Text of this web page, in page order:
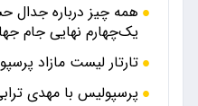
همه چیز درباره جدال
یک‌چهارم نهایی جام جهانی
تارتار لیست مازاد
پرسپولیس با مهدی